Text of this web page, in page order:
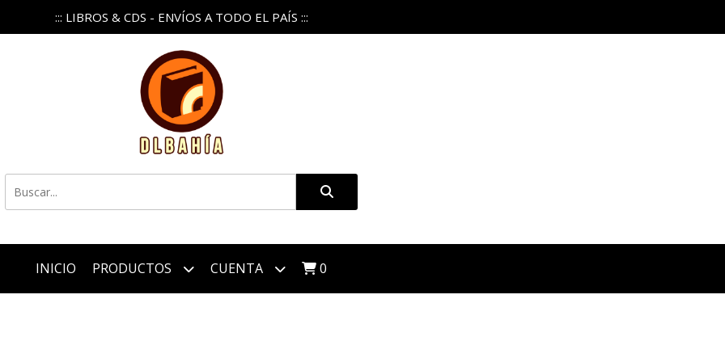
::: LIBROS & CDS - ENVÍOS A TODO EL PAÍS :::
INICIO PRODUCTOS CUENTA 0